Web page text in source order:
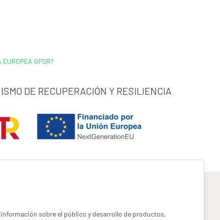
GPSR?
DE RECUPERACIÓN Y RESILIENCIA
sobre el público y desarrollo de productos,